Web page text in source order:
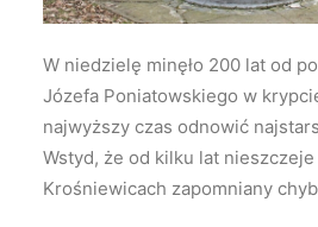
W niedzielę minęło 200 lat od
Józefa Poniatowskiego w
najwyższy czas odnowić
Wstyd, że od kilku lat
Krośniewicach zapomniany